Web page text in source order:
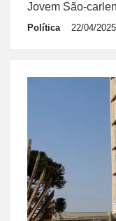
Jovem São-
Política 22/04/